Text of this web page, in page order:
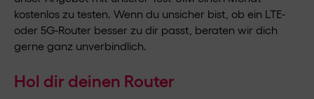
kostenlos zu testen. Wenn du unsicher bist, ob ein LTE-
oder 5G-Router besser zu dir passt, beraten wir dich
gerne ganz unverbindlich.
Hol dir deinen Router